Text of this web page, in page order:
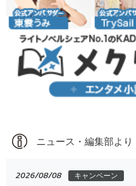
ニュース・編集部より
2026/08/08 キャンペーン